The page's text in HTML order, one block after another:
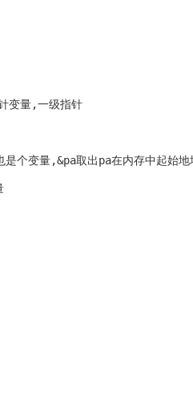
变量,一级指针
个变量,&pa取出pa在内存中起始地